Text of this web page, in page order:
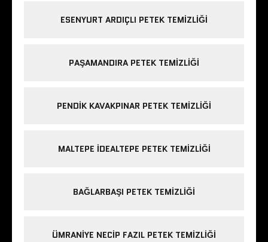
ESENYURT ARDIÇLI PETEK TEMIZLIĞI
PAŞAMANDIRA PETEK TEMIZLIĞI
PENDIK KAVAKPINAR PETEK TEMIZLIĞI
MALTEPE IDEALTEPE PETEK TEMIZLIĞI
BAĞLARBAŞI PETEK TEMIZLIĞI
ÜMRANIYE NECIP FAZIL PETEK TEMIZLIĞI